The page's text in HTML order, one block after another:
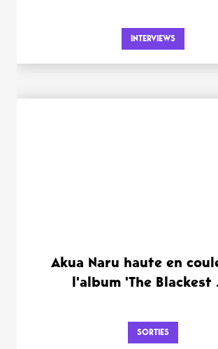
INTERVIEWS
Akua Naru haute en
l'album 'The Blackest
SORTIES